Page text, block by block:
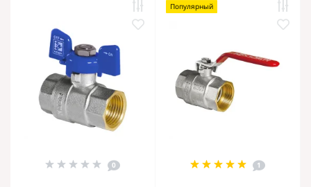
0
Популярный
1